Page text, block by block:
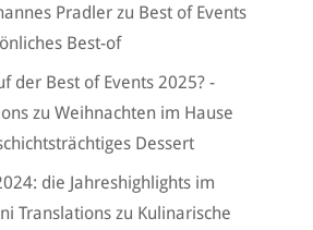
Pradlerzu Best of Events
Best-of
der Best of Events 2025? -
zu Weihnachten im Hause
Dessert
die Jahreshighlights im
Translationszu Kulinarische